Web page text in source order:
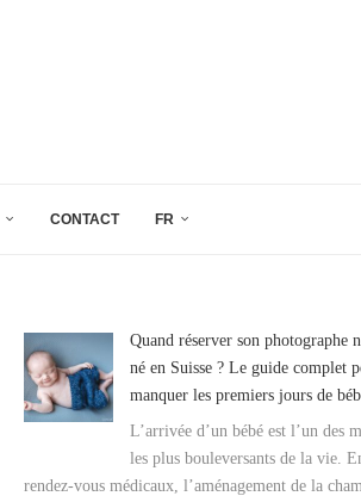
CONTACT FR
Quand réserver son photographe
né en Suisse ? Le guide complet
manquer les premiers jours de
L’arrivée d’un bébé est l’un des
les plus bouleversants de la vie.
rendez-vous médicaux, l’aménagement de la